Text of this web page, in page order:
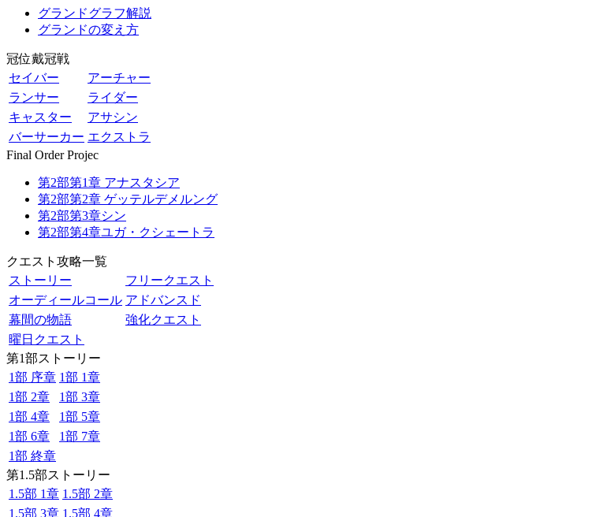
グランドグラフ解説
グランドの変え方
冠位戴冠戦
セイバー
アーチャー
ランサー
ライダー
キャスター
アサシン
バーサーカー エクストラ
Final Order Projec
第2部第1章 アナスタシア
第2部第2章 ゲッテルデメルング
第2部第3章シン
第2部第4章ユガ・クシェートラ
クエスト攻略一覧
ストーリー
フリークエスト
オーディールコール アドバンスド
幕間の物語
強化クエスト
曜日クエスト
第1部ストーリー
1部 序章 1部 1章
1部 2章
1部 3章
1部 4章
1部 5章
1部 6章
1部 7章
1部 終章
第1.5部ストーリー
1.5部 1章 1.5部 2章
1.5部 3章 1.5部 4章